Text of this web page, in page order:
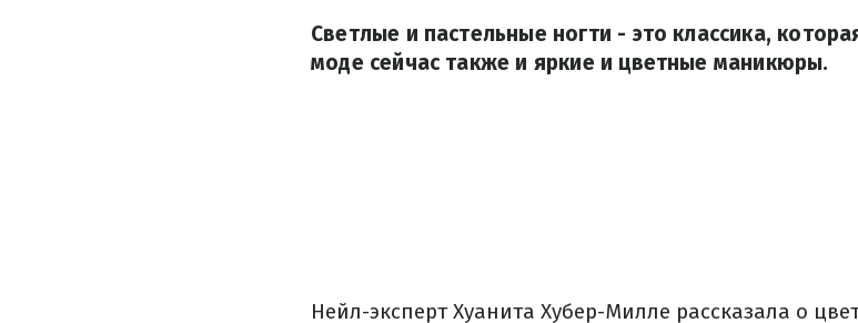
Светлые и пастельные ногти - это классика,
моде сейчас также и яркие и цветные маникюры.
Нейл-эксперт Хуанита Хубер-Милле рассказала о